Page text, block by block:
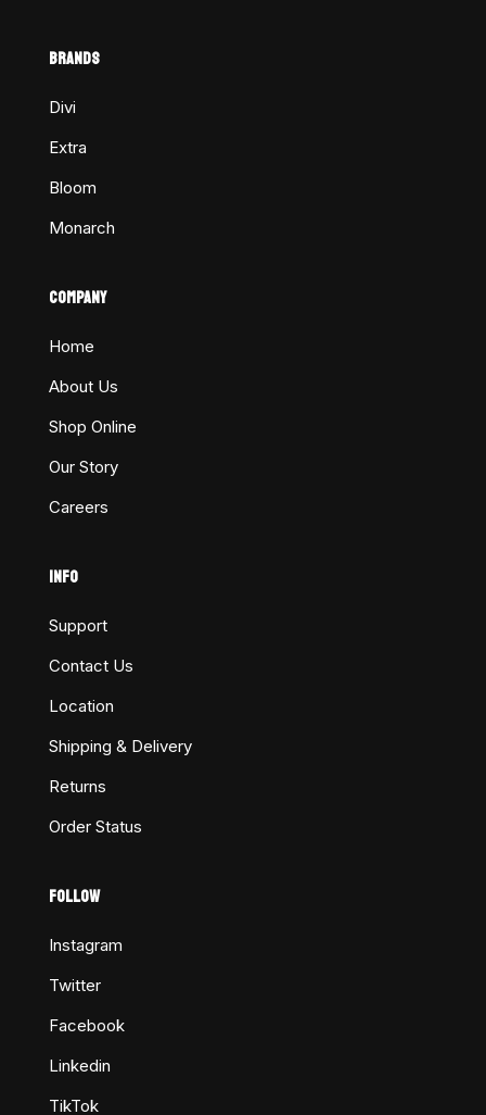
BRANDS
Divi
Extra
Bloom
Monarch
COMPANY
Home
About Us
Shop Online
Our Story
Careers
INFO
Support
Contact Us
Location
Shipping & Delivery
Returns
Order Status
FOLLOW
Instagram
Twitter
Facebook
Linkedin
TikTok